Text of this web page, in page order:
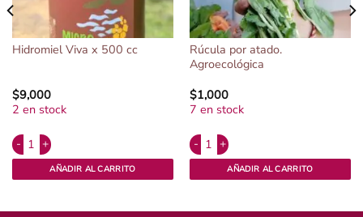
Hidromiel Viva x 500 cc
$9,000
2 en stock
Hidromiel Viva x 500 cc cantidad
AÑADIR AL CARRITO
Rúcula por atado.
Agroecológica
$1,000
7 en stock
Rúcula por atado. Agroecológica
AÑADIR AL CARRITO